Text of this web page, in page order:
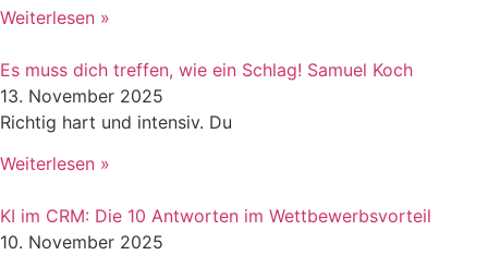
Weiterlesen »
Es muss dich treffen, wie ein Schlag! Samuel Koch
13. November 2025
Richtig hart und intensiv. Du
Weiterlesen »
KI im CRM: Die 10 Antworten im Wettbewerbsvorteil
10. November 2025